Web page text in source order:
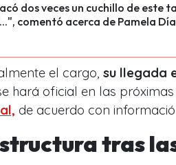
dos veces un cuchillo de este
comentó acerca de Pamela
el cargo, su llegada
hará oficial en las próximas
de acuerdo con
tras